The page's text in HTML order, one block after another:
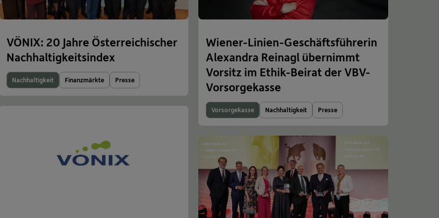
VÖNIX: 20 Jahre Österreichischer
Nachhaltigkeitsindex
Nachhaltigkeit Finanzmärkte Presse
Wiener-Linien-Geschäftsführerin
Alexandra Reinagl übernimmt
Vorsitz im Ethik-Beirat der VBV-
Vorsorgekasse
Vorsorgekasse Nachhaltigkeit Presse